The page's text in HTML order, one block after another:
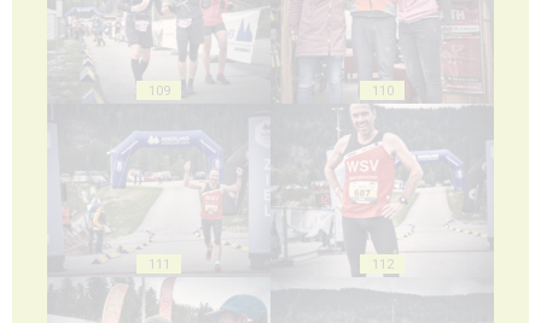
109 110
111 112